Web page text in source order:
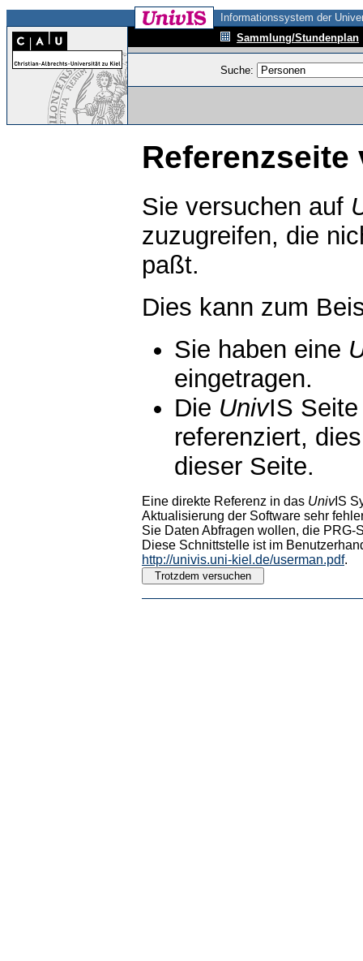
Informationssystem der
Sammlung/Stundenplan
Suche:
Referenzseite
Sie versuchen auf
zuzugreifen, die
paßt.
Dies kann zum
Sie haben eine
eingetragen.
Die UnivIS
referenziert,
dieser Seite.
Eine direkte Referenz in das UnivIS
Aktualisierung der Software sehr
Sie Daten Abfragen wollen, die PRG-
Diese Schnittstelle ist im
http://univis.uni-kiel.de/userman.pdf.